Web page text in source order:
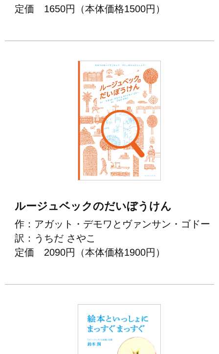
定価 1650円（本体価格1500円）
ルージュベックのだいぼうけん
作：アガット・デモワとヴァンサン・ゴドー
訳：うちだ さやこ
定価 2090円（本体価格1900円）